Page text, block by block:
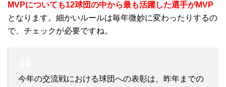
MVPについても12球団の中から最も活躍した選手がMVP
となります。細かいルールは毎年微妙に変わったりするの
で、チェックが必要ですね。
今年の交流戦における球団への表彰は、昨年までの